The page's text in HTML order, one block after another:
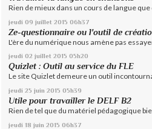
Rien de mieux dans un cours de langue que
jeudi 09 juillet 2015 06h37
Ze-questionnaire ou l'outil de
L'ère du numérique nous amène pas
jeudi 02 juillet 2015 05h20
Quizlet : Outil au service du FLE
Le site Quizlet demeure un outil
jeudi 25 juin 2015 05h39
Utile pour travailler le DELF B2
Rien de tel que du matériel pédagogique
jeudi 18 juin 2015 06h37